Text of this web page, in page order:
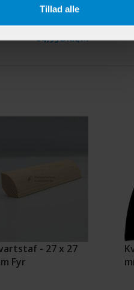
Tillad alle
902372
64,95 DKK/M
- 27 x 27
Fyr